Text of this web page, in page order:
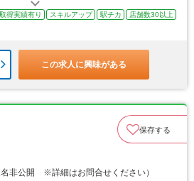
得実績有り スキルアップ 駅チカ
店舗数30以上
この求人に興味がある
保存する
非公開 ※詳細はお問合せください）